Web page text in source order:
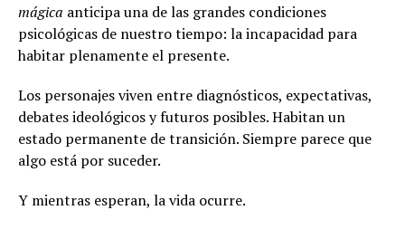
mágica anticipa una de las grandes condiciones
psicológicas de nuestro tiempo: la incapacidad para
habitar plenamente el presente.
Los personajes viven entre diagnósticos, expectativas,
debates ideológicos y futuros posibles. Habitan un
estado permanente de transición. Siempre parece que
algo está por suceder.
Y mientras esperan, la vida ocurre.